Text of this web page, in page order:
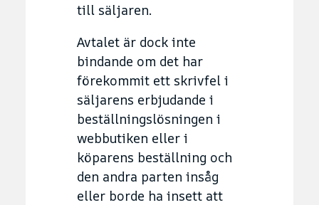
till säljaren.
Avtalet är dock inte
bindande om det har
förekommit ett skrivfel i
säljarens erbjudande i
beställningslösningen i
webbutiken eller i
köparens beställning och
den andra parten insåg
eller borde ha insett att